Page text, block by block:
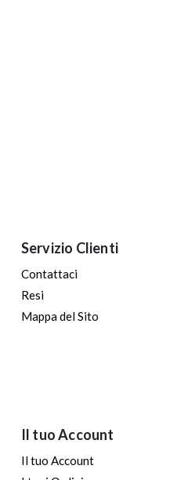
Servizio Clienti
Contattaci
Resi
Mappa del Sito
Il tuo Account
Il tuo Account